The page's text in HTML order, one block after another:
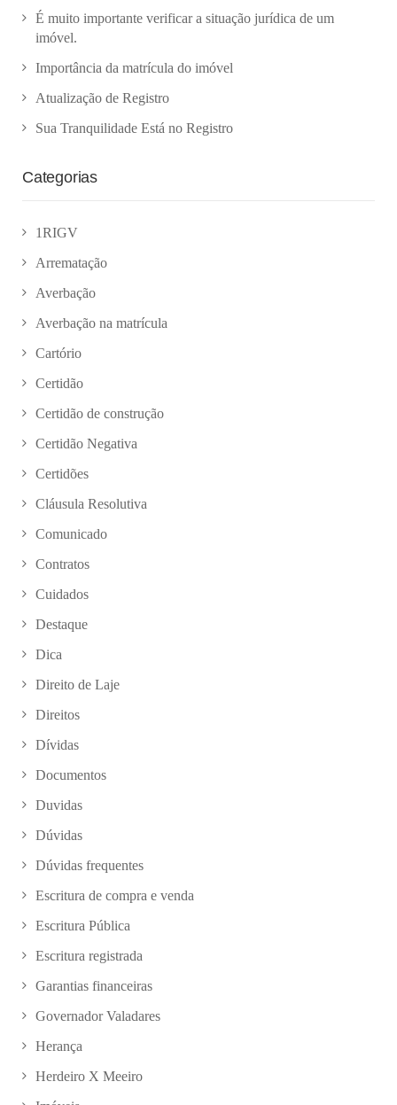
É muito importante verificar a situação jurídica de um
imóvel.
Importância da matrícula do imóvel
Atualização de Registro
Sua Tranquilidade Está no Registro
Categorias
1RIGV
Arrematação
Averbação
Averbação na matrícula
Cartório
Certidão
Certidão de construção
Certidão Negativa
Certidões
Cláusula Resolutiva
Comunicado
Contratos
Cuidados
Destaque
Dica
Direito de Laje
Direitos
Dívidas
Documentos
Duvidas
Dúvidas
Dúvidas frequentes
Escritura de compra e venda
Escritura Pública
Escritura registrada
Garantias financeiras
Governador Valadares
Herança
Herdeiro X Meeiro